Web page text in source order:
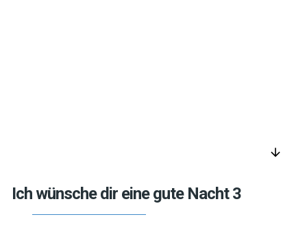
arrow_downward
Ich wünsche dir eine gute Nacht 3